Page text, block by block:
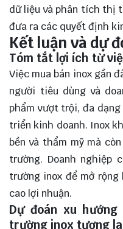
dữ liệu và phân tích thị
đưa ra các quyết định
Kết luận và dự
Tóm tắt lợi ích từ
Việc mua bán inox gần
người tiêu dùng và
phẩm vượt trội, đa
triển kinh doanh. Inox
bền và thẩm mỹ mà
trường. Doanh
trường inox để mở
cao lợi nhuận.
Dự đoán xu
trường inox tương